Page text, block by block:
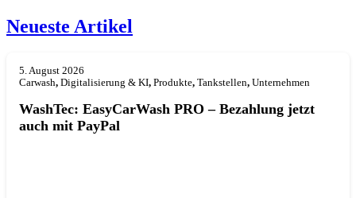
Neueste Artikel
5. August 2026
Carwash, Digitalisierung & KI, Produkte, Tankstellen, Unternehmen
WashTec: EasyCarWash PRO – Bezahlung jetzt
auch mit PayPal